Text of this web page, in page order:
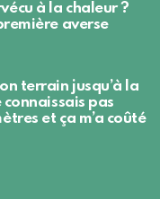
à la chaleur ?
averse
terrain jusqu’à la
pas
et ça m’a coûté